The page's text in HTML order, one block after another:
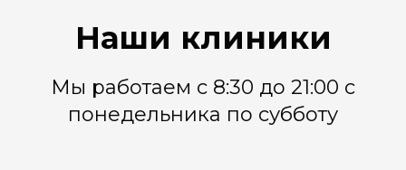
Наши клиники
Мы работаем с 8:30 до 21:00 с
понедельника по субботу